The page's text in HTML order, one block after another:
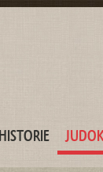
HISTORIE